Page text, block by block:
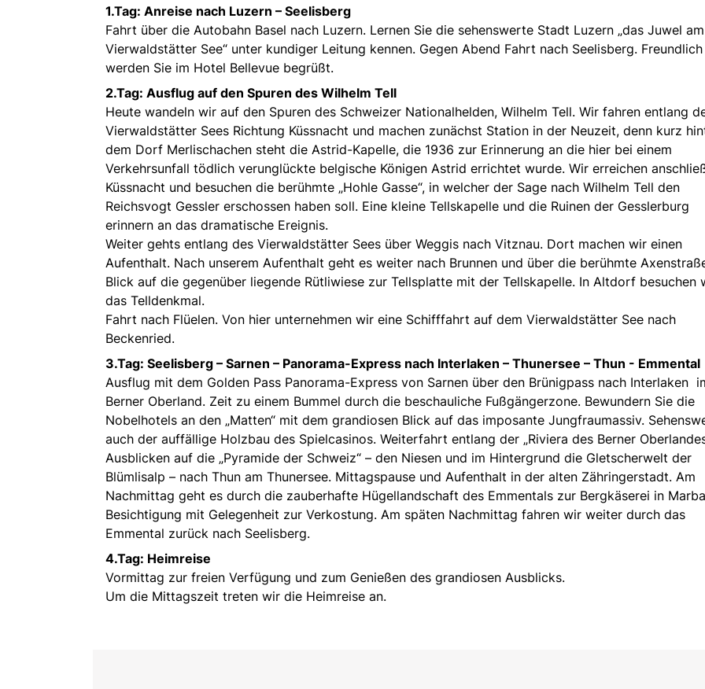
1.Tag: Anreise nach Luzern – Seelisberg
Fahrt über die Autobahn Basel nach Luzern. Lernen Sie die sehenswerte Stadt Luzern „das Juwel am
Vierwaldstätter See“ unter kundiger Leitung kennen. Gegen Abend Fahrt nach Seelisberg. Freundlich
werden Sie im Hotel Bellevue begrüßt.
2.Tag: Ausflug auf den Spuren des Wilhelm Tell
Heute wandeln wir auf den Spuren des Schweizer Nationalhelden, Wilhelm Tell. Wir fahren entlang
Vierwaldstätter Sees Richtung Küssnacht und machen zunächst Station in der Neuzeit, denn kurz
dem Dorf Merlischachen steht die Astrid-Kapelle, die 1936 zur Erinnerung an die hier bei einem
Verkehrsunfall tödlich verunglückte belgische Königen Astrid errichtet wurde. Wir erreichen
Küssnacht und besuchen die berühmte „Hohle Gasse“, in welcher der Sage nach Wilhelm Tell den
Reichsvogt Gessler erschossen haben soll. Eine kleine Tellskapelle und die Ruinen der Gesslerburg
erinnern an das dramatische Ereignis.
Weiter gehts entlang des Vierwaldstätter Sees über Weggis nach Vitznau. Dort machen wir einen
Aufenthalt. Nach unserem Aufenthalt geht es weiter nach Brunnen und über die berühmte
Blick auf die gegenüber liegende Rütliwiese zur Tellsplatte mit der Tellskapelle. In Altdorf besuchen
das Telldenkmal.
Fahrt nach Flüelen. Von hier unternehmen wir eine Schifffahrt auf dem Vierwaldstätter See nach
Beckenried.
3.Tag: Seelisberg – Sarnen – Panorama-Express nach Interlaken – Thunersee – Thun - Emmental
Ausflug mit dem Golden Pass Panorama-Express von Sarnen über den Brünigpass nach Interlaken
Berner Oberland. Zeit zu einem Bummel durch die beschauliche Fußgängerzone. Bewundern Sie die
Nobelhotels an den „Matten“ mit dem grandiosen Blick auf das imposante Jungfraumassiv.
auch der auffällige Holzbau des Spielcasinos. Weiterfahrt entlang der „Riviera des Berner
Ausblicken auf die „Pyramide der Schweiz“ – den Niesen und im Hintergrund die Gletscherwelt der
Blümlisalp – nach Thun am Thunersee. Mittagspause und Aufenthalt in der alten Zähringerstadt. Am
Nachmittag geht es durch die zauberhafte Hügellandschaft des Emmentals zur Bergkäserei in
Besichtigung mit Gelegenheit zur Verkostung. Am späten Nachmittag fahren wir weiter durch das
Emmental zurück nach Seelisberg.
4.Tag: Heimreise
Vormittag zur freien Verfügung und zum Genießen des grandiosen Ausblicks.
Um die Mittagszeit treten wir die Heimreise an.